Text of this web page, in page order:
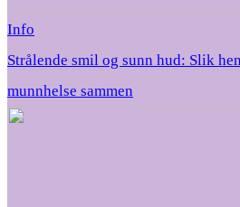
Info
Strålende smil og sunn hud: Slik
munnhelse sammen